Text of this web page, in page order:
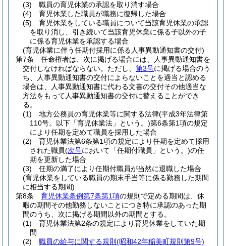
(3)
職員の育児休業の承認を取り消す場合
(4)
育児休業した職員が職務に復帰した場合
(5)
育児休業をしている職員について当該育児休業の承認
を取り消し、引き続いて当該育児休業に係る子以外の子
に係る育児休業を承認する場合
(育児休業に伴う任期付採用に係る人事異動通知書の交付)
第7条
任命権者は、次に掲げる場合には、人事異動通知書を
交付しなければならない。 ただし、 第3号に掲げる場合のう
ち、人事異動通知書の交付によらないことを適当と認める
場合は、人事異動通知書に代わる文書の交付その他適当な
方法をもって人事異動通知書の交付に替えることができ
る。
(1)
地方公務員の育児休業等に関する法律(平成3年法律第
110号。以下「育児休業法」という。)第6条第1項の規定
により任期を定めて職員を採用した場合
(2)
育児休業法第6条第1項の規定により任期を定めて採用
された職員(次号において「任期付職員」という。)の任
期を更新した場合
(3)
任期の満了により任期付職員が当然に退職した場合
(育児休業をしている職員の期末手当等に係る勤務した期間
に相当する期間)
第8条
育児休業条例第7条第1項の規則で定める期間は、休
暇の期間その他勤務しないことにつき特に承認のあった期
間のうち、次に掲げる期間以外の期間とする。
(1)
育児休業法第2条の規定により育児休業をしていた期
間
(2)
職員の給与に関する規則 (昭和42年稲美町規則第9号)